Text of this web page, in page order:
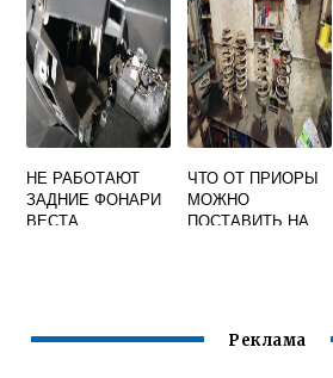
НЕ РАБОТАЮТ
ЗАДНИЕ ФОНАРИ
ВЕСТА
ЧТО ОТ ПРИОРЫ
МОЖНО
ПОСТАВИТЬ НА
Реклама